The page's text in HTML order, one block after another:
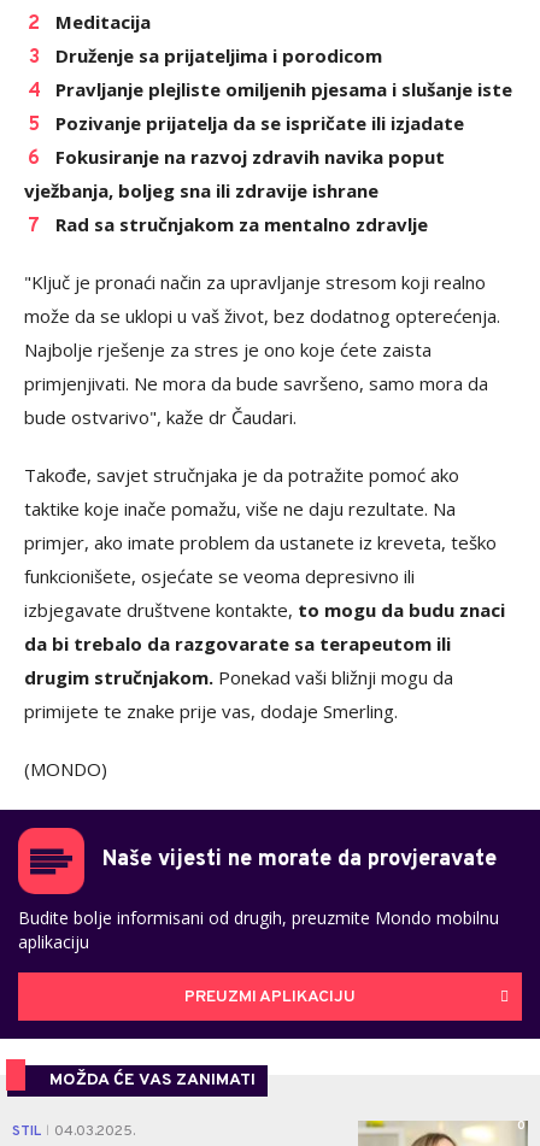
Meditacija
Druženje sa prijateljima i porodicom
Pravljanje plejliste omiljenih pjesama i slušanje iste
Pozivanje prijatelja da se ispričate ili izjadate
Fokusiranje na razvoj zdravih navika poput
vježbanja, boljeg sna ili zdravije ishrane
Rad sa stručnjakom za mentalno zdravlje
"Ključ je pronaći način za upravljanje stresom koji realno
može da se uklopi u vaš život, bez dodatnog opterećenja.
Najbolje rješenje za stres je ono koje ćete zaista
primjenjivati. Ne mora da bude savršeno, samo mora da
bude ostvarivo", kaže dr Čaudari.
Takođe, savjet stručnjaka je da potražite pomoć ako
taktike koje inače pomažu, više ne daju rezultate. Na
primjer, ako imate problem da ustanete iz kreveta, teško
funkcionišete, osjećate se veoma depresivno ili
izbjegavate društvene kontakte, to mogu da budu znaci
da bi trebalo da razgovarate sa terapeutom ili
drugim stručnjakom. Ponekad vaši bližnji mogu da
primijete te znake prije vas, dodaje Smerling.
(MONDO)
Naše vijesti ne morate da provjeravate
Budite bolje informisani od drugih, preuzmite Mondo mobilnu
aplikaciju
PREUZMI APLIKACIJU
MOŽDA ĆE VAS ZANIMATI
STIL 04.03.2025. 0